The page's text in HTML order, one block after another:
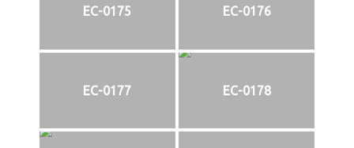
EC-0175 EC-0176
EC-0177 EC-0178